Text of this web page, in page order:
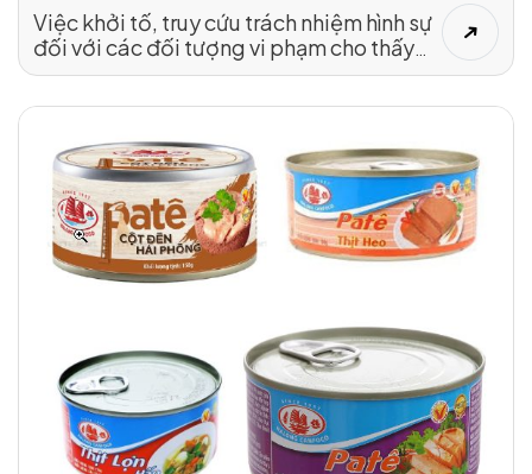
NẶNG VỚI CÁC ĐỐI TƯỢNG
Việc khởi tố, truy cứu trách nhiệm hình sự
đối với các đối tượng vi phạm cho thấy
tính nghiêm minh của pháp luật. Đây là
tất cả chủ thể liên quan, từ người vận
chuyển, chế biến đến chủ cơ sở kinh
doanh, những cá nhân có trách nhiệm
quản lý, kiểm soát.